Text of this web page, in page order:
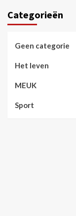
Categorieën
Geen categorie
Het leven
MEUK
Sport